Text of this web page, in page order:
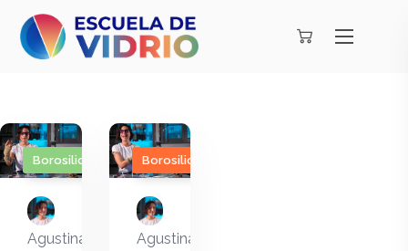
Borosilicato
Agustina
Borosilicato
Agustina